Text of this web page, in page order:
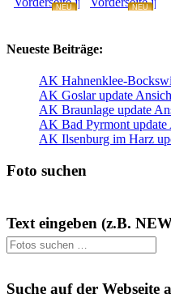
NEU
NEU
Neueste Beiträge:
AK Hahnenklee-
AK Goslar update
AK Braunlage update
AK Bad Pyrmont update
AK Ilsenburg im Harz
Foto suchen
Text eingeben (z.B.
Suche auf der Webseite